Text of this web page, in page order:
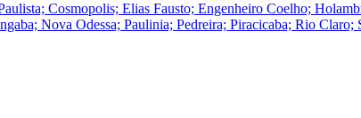
Cosmopolis; Elias Fausto; Engenheiro Coelho;
Nova Odessa; Paulinia; Pedreira; Piracicaba; Rio Claro;